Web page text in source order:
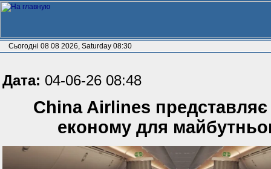
Сьогодні 08 08 2026, Saturday 08:30
Дата: 04-06-26 08:48
China Airlines
економу для